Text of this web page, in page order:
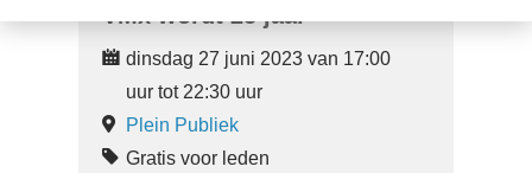
VMx wordt 25 jaar
dinsdag 27 juni 2023 van 17:00
uur tot 22:30 uur
Plein Publiek
Gratis voor leden
Zoeken